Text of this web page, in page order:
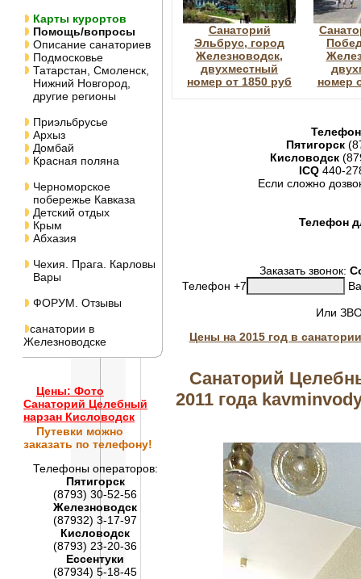
Карты курортов
Помощь/вопросы
Описание санаториев
Подмосковье
Татарстан, Смоленск,
Нижний Новгород,
другие регионы
Приэльбрусье
Архыз
Домбай
Красная поляна
Черноморское
побережье Кавказа
Детский отдых
Крым
Абхазия
Чехия. Прага. Карловы
Вары
ФОРУМ. Отзывы
санатории в
Железноводске
Цены: Фото
Санаторий Целебный
нарзан Кисловодск
Путевки можно
заказать по телефону!
Телефоны операторов:
Пятигорск
(8793) 30-52-56
Железноводск
(87932) 3-17-97
Кисловодск
(8793) 23-20-36
Ессентуки
(87934) 5-18-45
Санаторий
Эльбрус, город
Железноводск,
двухместный
номер от 1850 руб
номер
Пятигорск
Кисловодск
ICQ 440-
Если сложно
Телефон
Заказать звонок:
Телефон +7
Или
Цены на 2015 год в
Санаторий
2011 года